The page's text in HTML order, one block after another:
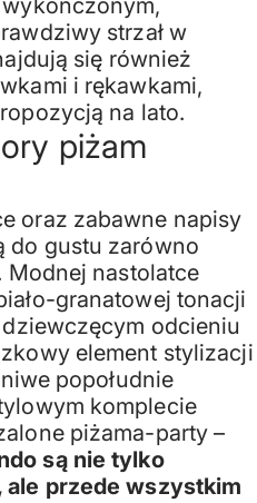
strzał w
się również
i rękawkami,
na lato.
piżam
oraz zabawne napisy
do gustu zarówno
nastolatce
granatowej tonacji
odcieniu
element stylizacji
popołudnie
komplecie
piżama-party –
są nie tylko
przede wszystkim